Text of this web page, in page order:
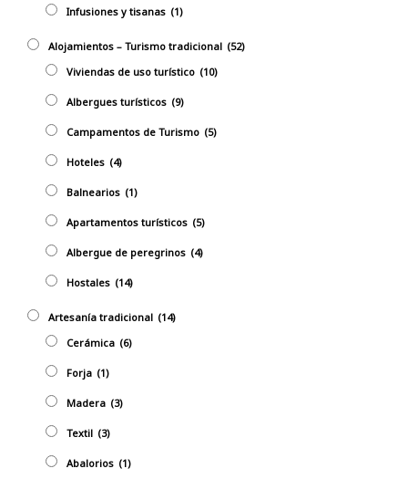
Infusiones y tisanas (1)
Alojamientos – Turismo tradicional (52)
Viviendas de uso turístico (10)
Albergues turísticos (9)
Campamentos de Turismo (5)
Hoteles (4)
Balnearios (1)
Apartamentos turísticos (5)
Albergue de peregrinos (4)
Hostales (14)
Artesaní­a tradicional (14)
Cerámica (6)
Forja (1)
Madera (3)
Textil (3)
Abalorios (1)